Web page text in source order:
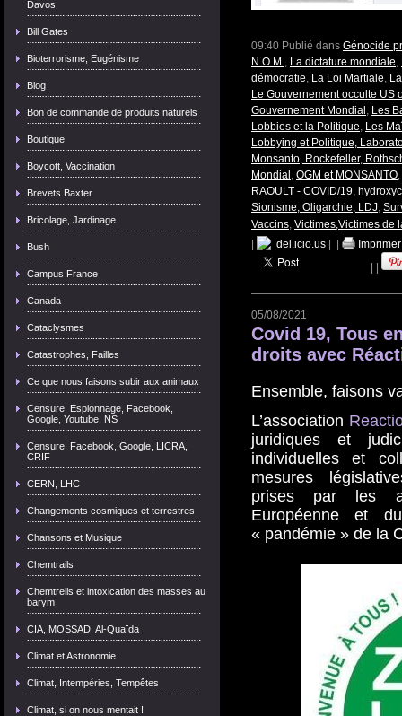
Davos
Bill Gates
Bioterrorisme, Eugénisme
Blog
Bon de commande de produits naturels
Boutique
Boycott, Vaccination
Brevets Baxter
Bricolage, Jardinage
Bush
Campus France
Canada
Cataclysmes
Catastrophes, Failles
Ce que nous faisons subir aux animaux
Censure, Espionnage, Facebook,
Google, Youtube, NS
Censure, Facebook, Google, LICRA,
CRIF
CERN, LHC
Changements cosmiques et terrestres
Chansons et Musique
Chemtrails
Chemtreils et intoxication des masses au
barym
CIA, MOSSAD, Al-Quaïda
Climat et Astronomie
Climat, Intempéries, Tempêtes
Climat, si on nous mentait !
09:40 Publié dans Génocide
N.O.M., La dictature mondiale,
démocratie, La Loi Martiale,
Le Gouvernement occulte US
Gouvernement Mondial , Les
Lobbies et la Politique, Les
Lobbying et Politique,
Monsanto, Rockefeller,
Mondial , OGM et MONSANTO,
RAOULT - COVID/19,
Sionisme, Oligarchie, LDJ,
Vaccins, Victimes,Victimes de
del.icio.us Imprimer
05/08/2021
Covid 19, Tous
droits avec
Ensemble, faisons
L’association
juridiques et
individuelles et
mesures
prises par les
Européenne et
« pandémie » de la